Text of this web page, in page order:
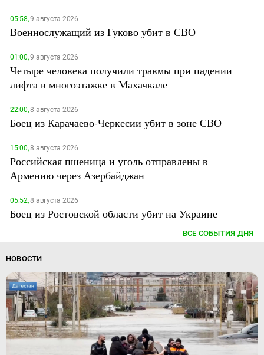
05:58,9 августа 2026
Военнослужащий из Гуково убит в СВО
01:00,9 августа 2026
Четыре человека получили травмы при падении
лифта в многоэтажке в Махачкале
22:00,8 августа 2026
Боец из Карачаево-Черкесии убит в зоне СВО
15:00,8 августа 2026
Российская пшеница и уголь отправлены в
Армению через Азербайджан
05:52,8 августа 2026
Боец из Ростовской области убит на Украине
ВСЕ СОБЫТИЯ ДНЯ
НОВОСТИ